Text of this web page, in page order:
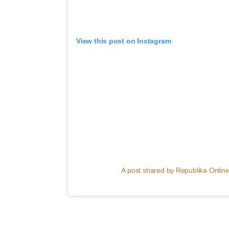
View this post on Instagram
A post shared by Republika